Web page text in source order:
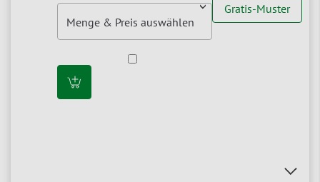
Gratis-Muster